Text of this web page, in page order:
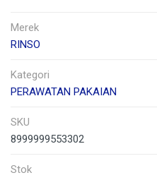
Merek
RINSO
Kategori
PERAWATAN PAKAIAN
SKU
8999999553302
Stok